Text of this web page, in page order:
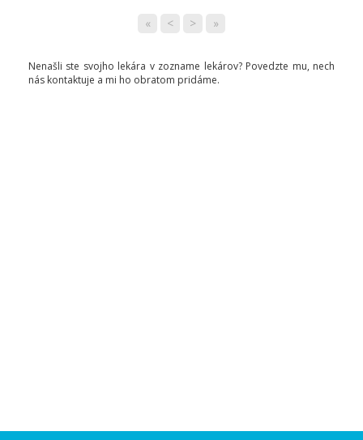
« < > »
Nenašli ste svojho lekára v zozname lekárov? Povedzte mu, nech
nás kontaktuje a mi ho obratom pridáme.